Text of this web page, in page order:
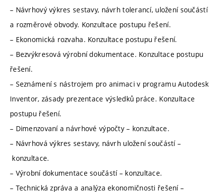
– Návrhový výkres sestavy, návrh tolerancí, uložení součástí
a rozměrové obvody. Konzultace postupu řešení.
– Ekonomická rozvaha. Konzultace postupu řešení.
– Bezvýkresová výrobní dokumentace. Konzultace postupu
řešení.
– Seznámení s nástrojem pro animaci v programu Autodesk
Inventor, zásady prezentace výsledků práce. Konzultace
postupu řešení.
– Dimenzovaní a návrhové výpočty – konzultace.
– Návrhová výkres sestavy, návrh uložení součástí –
konzultace.
– Výrobní dokumentace součástí – konzultace.
– Technická zpráva a analýza ekonomičnosti řešení –